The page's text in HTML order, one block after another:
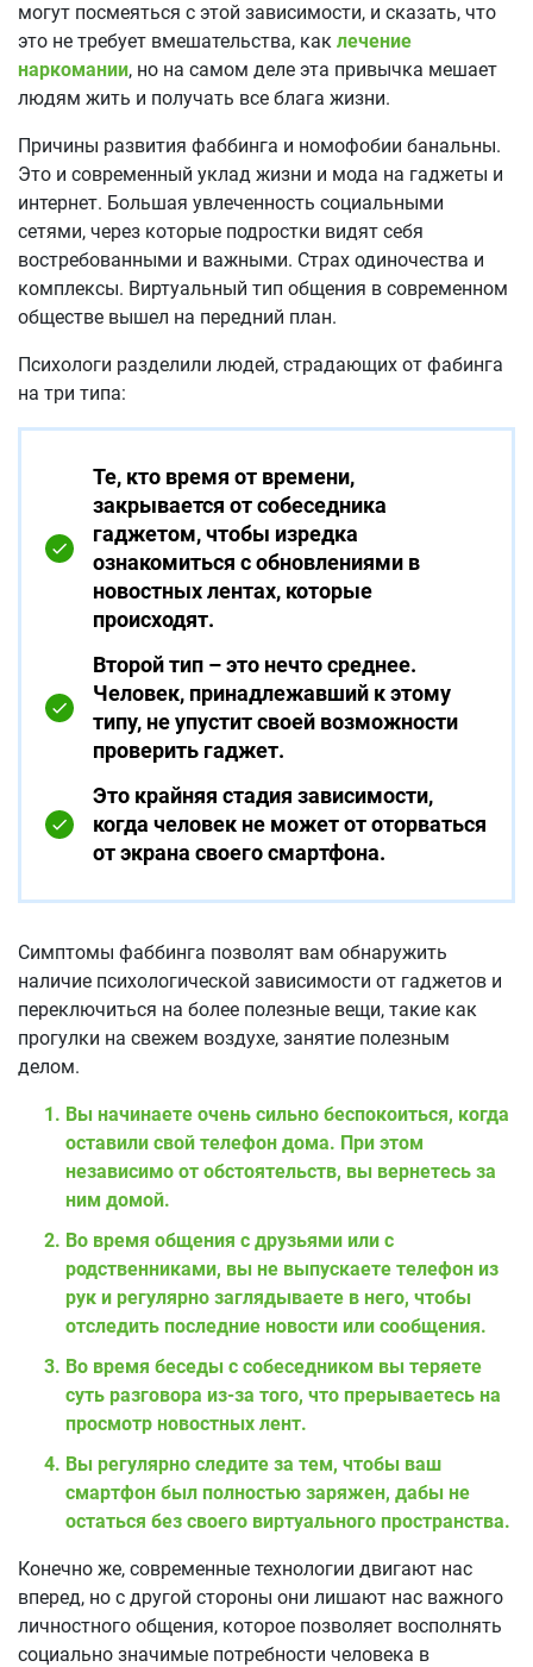
могут посмеяться с этой зависимости, и сказать, что
это не требует вмешательства, как лечение
наркомании, но на самом деле эта привычка мешает
людям жить и получать все блага жизни.
Причины развития фаббинга и номофобии банальны.
Это и современный уклад жизни и мода на гаджеты и
интернет. Большая увлеченность социальными
сетями, через которые подростки видят себя
востребованными и важными. Страх одиночества и
комплексы. Виртуальный тип общения в современном
обществе вышел на передний план.
Психологи разделили людей, страдающих от фабинга
на три типа:
Те, кто время от времени,
закрывается от собеседника
гаджетом, чтобы изредка
ознакомиться с обновлениями в
новостных лентах, которые
происходят.
Второй тип – это нечто среднее.
Человек, принадлежавший к этому
типу, не упустит своей возможности
проверить гаджет.
Это крайняя стадия зависимости,
когда человек не может от оторваться
от экрана своего смартфона.
Симптомы фаббинга позволят вам обнаружить
наличие психологической зависимости от гаджетов и
переключиться на более полезные вещи, такие как
прогулки на свежем воздухе, занятие полезным
делом.
Вы начинаете очень сильно беспокоиться, когда
оставили свой телефон дома. При этом
независимо от обстоятельств, вы вернетесь за
ним домой.
Во время общения с друзьями или с
родственниками, вы не выпускаете телефон из
рук и регулярно заглядываете в него, чтобы
отследить последние новости или сообщения.
Во время беседы с собеседником вы теряете
суть разговора из-за того, что прерываетесь на
просмотр новостных лент.
Вы регулярно следите за тем, чтобы ваш
смартфон был полностью заряжен, дабы не
остаться без своего виртуального пространства.
Конечно же, современные технологии двигают нас
вперед, но с другой стороны они лишают нас важного
личностного общения, которое позволяет восполнять
социально значимые потребности человека в